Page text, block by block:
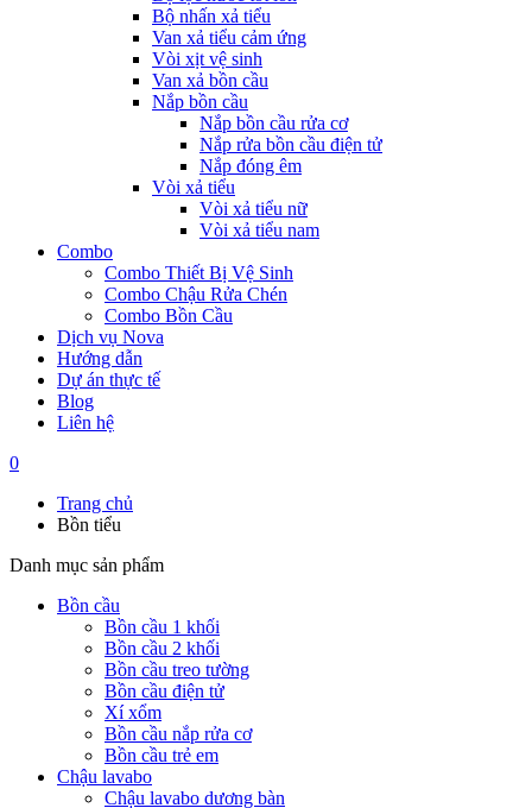
Bộ nhấn xả tiểu
Van xả tiểu cảm ứng
Vòi xịt vệ sinh
Van xả bồn cầu
Nắp bồn cầu
Nắp bồn cầu rửa cơ
Nắp rửa bồn cầu điện tử
Nắp đóng êm
Vòi xả tiểu
Vòi xả tiểu nữ
Vòi xả tiểu nam
Combo
Combo Thiết Bị Vệ Sinh
Combo Chậu Rửa Chén
Combo Bồn Cầu
Dịch vụ Nova
Hướng dẫn
Dự án thực tế
Blog
Liên hệ
0
Trang chủ
Bồn tiểu
Danh mục sản phẩm
Bồn cầu
Bồn cầu 1 khối
Bồn cầu 2 khối
Bồn cầu treo tường
Bồn cầu điện tử
Xí xổm
Bồn cầu nắp rửa cơ
Bồn cầu trẻ em
Chậu lavabo
Chậu lavabo dương bàn